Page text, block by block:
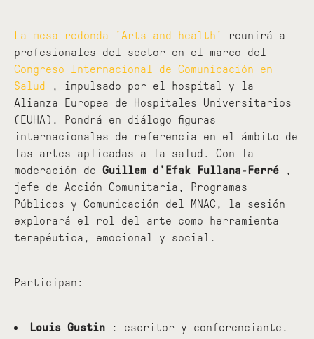
La mesa redonda 'Arts and health'
reunirá a
profesionales del sector en el marco del
Congreso Internacional de Comunicación en
Salud
, impulsado por el hospital y la
Alianza Europea de Hospitales Universitarios
(EUHA). Pondrá en diálogo figuras
internacionales de referencia en el ámbito de
las artes aplicadas a la salud. Con la
moderación de Guillem d'Efak Fullana-Ferré ,
jefe de Acción Comunitaria, Programas
Públicos y Comunicación del MNAC, la sesión
explorará el rol del arte como herramienta
terapéutica, emocional y social.
Participan:
Louis Gustin : escritor y conferenciante.